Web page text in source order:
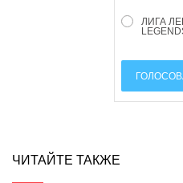
ЛИГА
ЧИТАЙТЕ ТАКЖЕ